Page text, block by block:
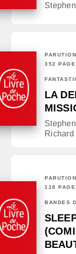
352
LA
128
BANDES